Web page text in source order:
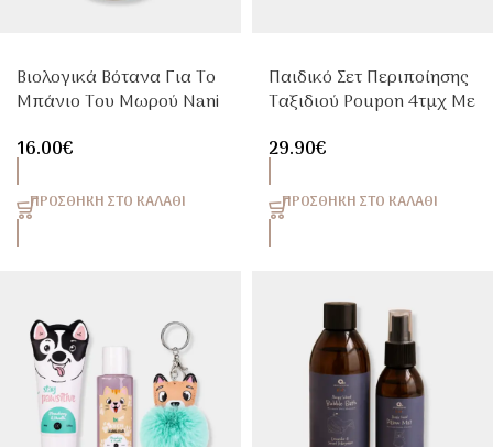
Βιολογικά Βότανα Για Το
Μπάνιο Του Μωρού Nani
16.00€
ΠΡΟΣΘΉΚΗ ΣΤΟ ΚΑΛΆΘΙ
Παιδικό Σετ Περιποίησης
Ταξιδιού Poupon 4τμχ Με
29.90€
ΠΡΟΣΘΉΚΗ ΣΤΟ ΚΑΛΆΘΙ